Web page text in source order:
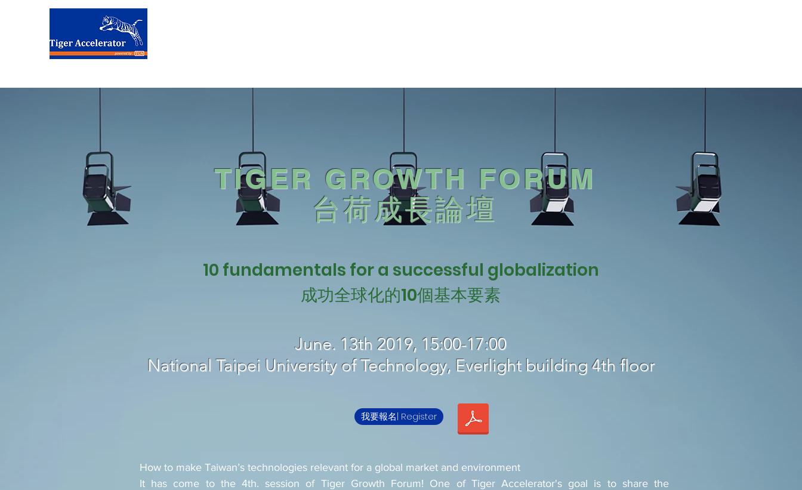
TIGER GROWTH FORUM
台荷成長論壇
10 fundamentals for a successful globalization
成功全球化的10個基本要素
June. 13th 2019, 15:00-17:00
National Taipei University of Technology, Everlight building 4th floor
我要報名| Register
How to make Taiwan’s technologies relevant for a global market and environment
It has come to the 4th. session of Tiger Growth Forum! One of Tiger Accelerator's goal is to share the